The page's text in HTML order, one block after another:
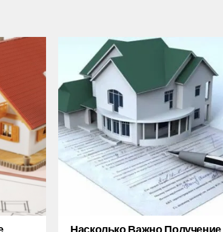
Насколько Важно Получение